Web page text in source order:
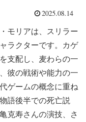
2025.08.14
モリアは、スリラー
ラクターです。カゲ
支配し、麦わらの一
彼の戦術や能力の一
ゲームの概念に重ね
語後半での死亡説
克寿さんの演技、さ